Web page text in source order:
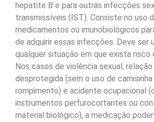
hepatite B e para outras infecções
transmissíveis (IST). Consiste no uso
medicamentos ou imunobiológicos
de adquirir essas infecções. Deve ser
qualquer situação em que exista risco
Nos casos de violência sexual; relação
desprotegida (sem o uso de
rompimento) e acidente ocupacional
instrumentos perfurocortantes ou
material biológico), a medicação